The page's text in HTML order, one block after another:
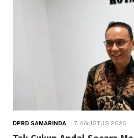
DPRD SAMARINDA 7 AGUSTUS 2026